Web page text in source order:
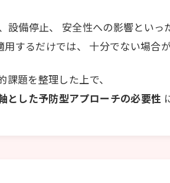
備停止、 安全性への影響とい
するだけでは、 十分でない場合が
題を整理した上で、
とした予防型アプローチの必要性